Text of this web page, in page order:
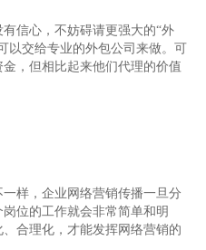
信心，不妨碍请更强大的“外
以交给专业的外包公司来做。可
，但相比起来他们代理的价值
样，企业网络营销传播一旦分
位的工作就会非常简单和明
合理化，才能发挥网络营销的